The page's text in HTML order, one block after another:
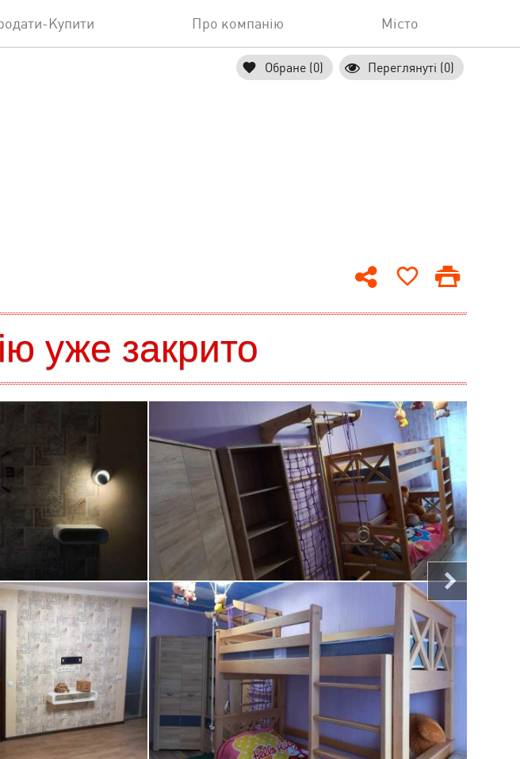
Купити Про компанію Місто
Обране (0) Переглянуті (0)
уже закрито